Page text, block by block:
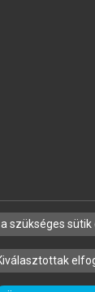
CÉGEKNEK
ÉS
szükséges